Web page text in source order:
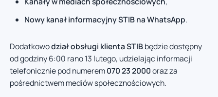
Nowy kanał informacyjny STIB na WhatsApp.
Dodatkowodział obsługi klienta STIBbędzie dostępny
od godziny 6:00 rano 13 lutego, udzielając informacji
telefonicznie pod numerem070 23 2000oraz za
pośrednictwem mediów społecznościowych.